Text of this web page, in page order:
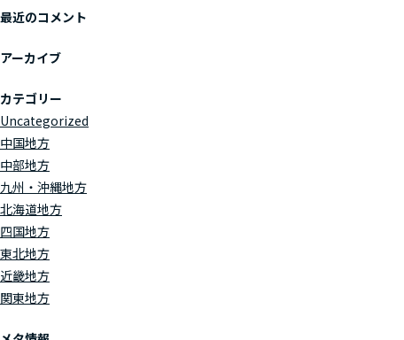
最近のコメント
アーカイブ
カテゴリー
Uncategorized
中国地方
中部地方
九州・沖縄地方
北海道地方
四国地方
東北地方
近畿地方
関東地方